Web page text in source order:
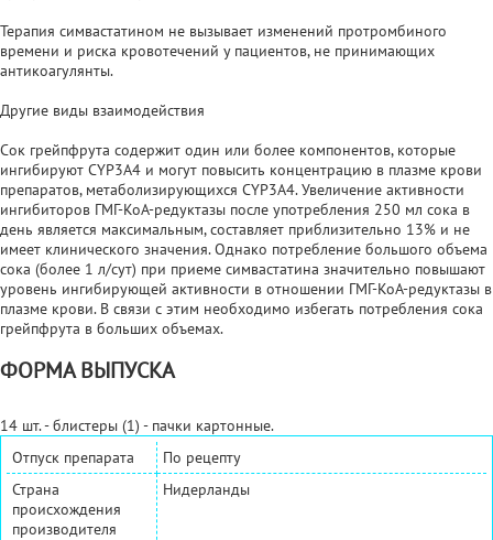
Терапия симвастатином не вызывает изменений протромбиного
времени и риска кровотечений у пациентов, не принимающих
антикоагулянты.
Другие виды взаимодействия
Сок грейпфрута содержит один или более компонентов, которые
ингибируют CYP3A4 и могут повысить концентрацию в плазме крови
препаратов, метаболизирующихся CYP3A4. Увеличение активности
ингибиторов ГМГ-КоА-редуктазы после употребления 250 мл сока в
день является максимальным, составляет приблизительно 13% и не
имеет клинического значения. Однако потребление большого объема
сока (более 1 л/сут) при приеме симвастатина значительно повышают
уровень ингибирующей активности в отношении ГМГ-КоА-редуктазы в
плазме крови. В связи с этим необходимо избегать потребления сока
грейпфрута в больших объемах.
ФОРМА ВЫПУСКА
14 шт. - блистеры (1) - пачки картонные.
Отпуск препарата
По рецепту
Страна
происхождения
производителя
Нидерланды